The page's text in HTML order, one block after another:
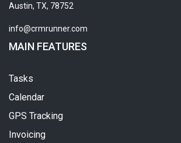
Austin, TX, 78752
info@crmrunner.com
MAIN FEATURES
Tasks
Calendar
GPS Tracking
Invoicing